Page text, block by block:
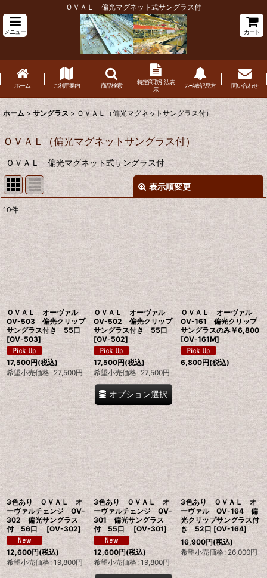
ＯＶＡＬ 偏光マグネット式サングラス付
メニュー カート
ホーム ご利用案内 商品検索
特定商取引法表
示
ﾌﾚｰﾑ表記見方 問い合わせ
ホーム > サングラス > ＯＶＡＬ（偏光マグネットサングラス付）
ＯＶＡＬ（偏光マグネットサングラス付）
ＯＶＡＬ 偏光マグネット式サングラス付
表示順変更
表示数
並び順:
絞り込む
10件
ＯＶＡＬ オーヴァル
OV-503 偏光クリップ
サングラス付き 55口
[OV-503]
17,500円(税込)
希望小売価格: 27,500円
ＯＶＡＬ オーヴァル
OV-502 偏光クリップ
サングラス付き 55口
[OV-502]
17,500円(税込)
希望小売価格: 27,500円
オプション選択
ＯＶＡＬ オーヴァル
OV-161 偏光クリップ
サングラスのみ￥6,800
[OV-161M]
6,800円(税込)
3色あり ＯＶＡＬ オ
ーヴァルチェンジ OV-
302 偏光サングラス
付 56口 [OV-302]
12,600円(税込)
希望小売価格: 19,800円
3色あり ＯＶＡＬ オ
ーヴァルチェンジ OV-
301 偏光サングラス
付 55口 [OV-301]
12,600円(税込)
希望小売価格: 19,800円
3色あり ＯＶＡＬ オ
ーヴァル OV-164 偏
光クリップサングラス付
き 52口 [OV-164]
16,900円(税込)
希望小売価格: 26,000円